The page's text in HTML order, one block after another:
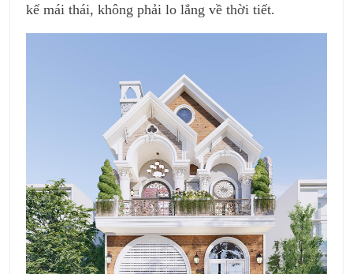
kế mái thái, không phải lo lắng về thời tiết.